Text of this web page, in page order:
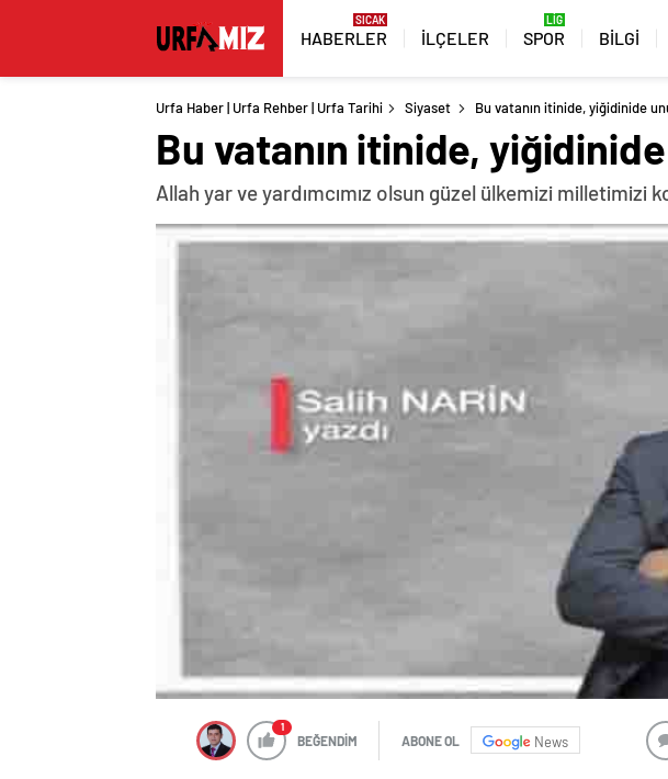
HABERLER İLÇELER SPOR BİLGİ
Urfa Haber | Urfa Rehber | Urfa Tarihi Siyaset Bu vatanın itinide, yiğidinide
Bu vatanın itinide,
Allah yar ve yardımcımız olsun güzel ülkemizi milletimizi
1
BEĞENDİM ABONE OL News